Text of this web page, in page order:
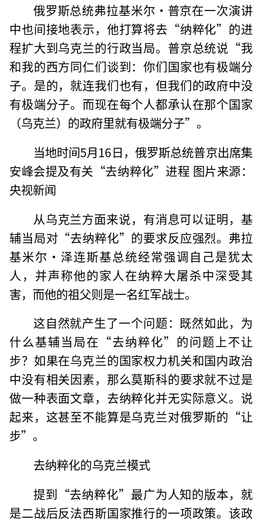
俄罗斯总统弗拉基米尔·普京在一次演讲
中也间接地表示，他打算将去“纳粹化”的进
程扩大到乌克兰的行政当局。普京总统说“我
和我的西方同仁们谈到：你们国家也有极端分
子。是的，就连我们也有，但我们的政府中没
有极端分子。而现在每个人都承认在那个国家
（乌克兰）的政府里就有极端分子”。
当地时间5月16日，俄罗斯总统普京出席集
安峰会提及有关“去纳粹化”进程 图片来源：
央视新闻
从乌克兰方面来说，有消息可以证明，基
辅当局对“去纳粹化”的要求反应强烈。弗拉
基米尔·泽连斯基总统经常强调自己是犹太
人，并声称他的家人在纳粹大屠杀中深受其
害，而他的祖父则是一名红军战士。
这自然就产生了一个问题：既然如此，为
什么基辅当局在“去纳粹化”的问题上不让
步？如果在乌克兰的国家权力机关和国内政治
中没有相关因素，那么莫斯科的要求就不过是
做一种表面文章，去纳粹化并无实际意义。说
起来，这甚至不能算是乌克兰对俄罗斯的“让
步”。
去纳粹化的乌克兰模式
提到“去纳粹化”最广为人知的版本，就
是二战后反法西斯国家推行的一项政策。该政